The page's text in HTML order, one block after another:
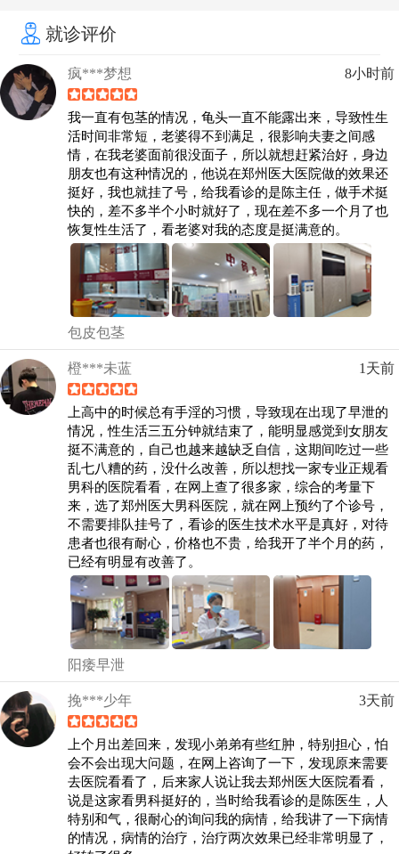
就诊评价
疯***梦想 8小时前
我一直有包茎的情况，龟头一直不能露出来，导致性生
活时间非常短，老婆得不到满足，很影响夫妻之间感
情，在我老婆面前很没面子，所以就想赶紧治好，身边
朋友也有这种情况的，他说在郑州医大医院做的效果还
挺好，我也就挂了号，给我看诊的是陈主任，做手术挺
快的，差不多半个小时就好了，现在差不多一个月了也
恢复性生活了，看老婆对我的态度是挺满意的。
包皮包茎
橙***未蓝 1天前
上高中的时候总有手淫的习惯，导致现在出现了早泄的
情况，性生活三五分钟就结束了，能明显感觉到女朋友
挺不满意的，自己也越来越缺乏自信，这期间吃过一些
乱七八糟的药，没什么改善，所以想找一家专业正规看
男科的医院看看，在网上查了很多家，综合的考量下
来，选了郑州医大男科医院，就在网上预约了个诊号，
不需要排队挂号了，看诊的医生技术水平是真好，对待
患者也很有耐心，价格也不贵，给我开了半个月的药，
已经有明显有改善了。
阳痿早泄
挽***少年 3天前
上个月出差回来，发现小弟弟有些红肿，特别担心，怕
会不会出现大问题，在网上咨询了一下，发现原来需要
去医院看看了，后来家人说让我去郑州医大医院看看，
说是这家看男科挺好的，当时给我看诊的是陈医生，人
特别和气，很耐心的询问我的病情，给我讲了一下病情
的情况，病情的治疗，治疗两次效果已经非常明显了，